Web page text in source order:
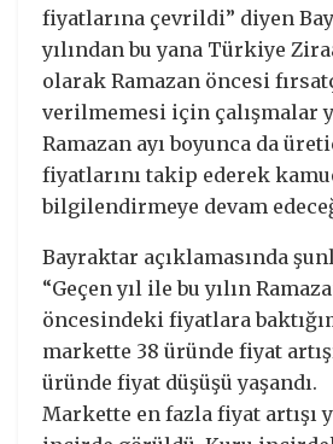
fiyatlarına çevrildi” diyen
yılından bu yana Türkiye
olarak Ramazan öncesi
verilmemesi için çalışmalar
Ramazan ayı boyunca da
fiyatlarını takip ederek
bilgilendirmeye devam
Bayraktar açıklamasında
“Geçen yıl ile bu yılın
öncesindeki fiyatlara
markette 38 üründe fiyat
üründe fiyat düşüşü yaşandı.
Markette en fazla fiyat artışı